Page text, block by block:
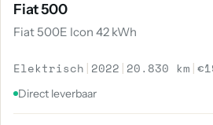
Fiat 500
Fiat 500E Icon 42 kWh
Elektrisch | 2022 | 20.830 km |
Direct leverbaar